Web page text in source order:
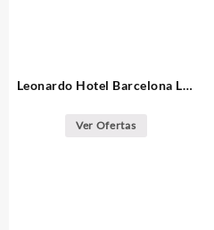
Leonardo Hotel Barcelona Las
Ver Ofertas